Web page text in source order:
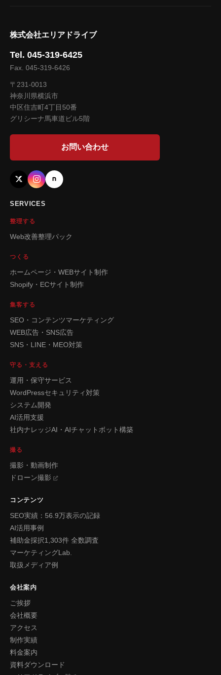
株式会社エリアドライブ
Tel. 045-319-6425
Fax. 045-319-6426
〒231-0013
神奈川県横浜市
中区住吉町4丁目50番
グリシーナ馬車道ビル5階
お問い合わせ
SERVICES
整理する
Web改善整理パック
つくる
ホームページ・WEBサイト制作
Shopify・ECサイト制作
集客する
SEO・コンテンツマーケティング
WEB広告・SNS広告
SNS・LINE・MEO対策
守る・支える
運用・保守サービス
WordPressセキュリティ対策
システム開発
AI活用支援
社内ナレッジAI・AIチャットボット構築
撮る
撮影・動画制作
ドローン撮影
コンテンツ
SEO実績：56.9万表示の記録
AI活用事例
補助金採択1,303件 全数調査
マーケティングLab.
取扱メディア例
会社案内
ご挨拶
会社概要
アクセス
制作実績
料金案内
資料ダウンロード